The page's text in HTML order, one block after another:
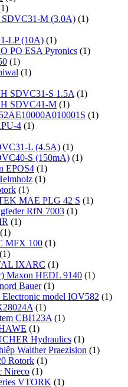
SDVC31-M (3.0A) (1)
LP (10A) (1)
PO ESA Pyronics (1)
(1)
(1)
SDVC31-S 1.5A (1)
SDVC41-M (1)
(1)
4 (1)
L (4.5A) (1)
S (150mA) (1)
EPOS4 (1)
(1)
(1)
MAE PLG 42 S (1)
RfN 7003 (1)
(1)
(1)
MFX 100 (1)
(1)
IXARC (1)
Maxon HEDL 9140 (1)
Bauer (1)
model IOV582 (1)
(1)
CBI123A (1)
(1)
Hydraulics (1)
Walther Praezision (1)
Rotork (1)
Nireco (1)
VTORK (1)